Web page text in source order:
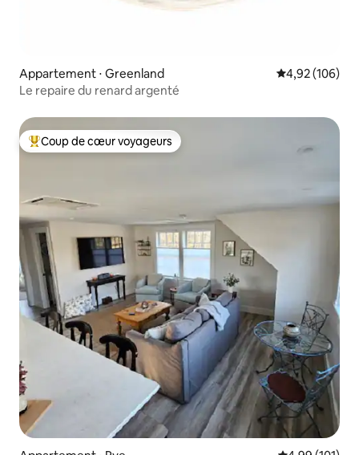
Appartement ⋅ Greenland Évaluation
4,92 (106)
Le repaire du renard argenté
Coups de cœur voyageurs les plus appréciés
Coup de cœur voyageurs